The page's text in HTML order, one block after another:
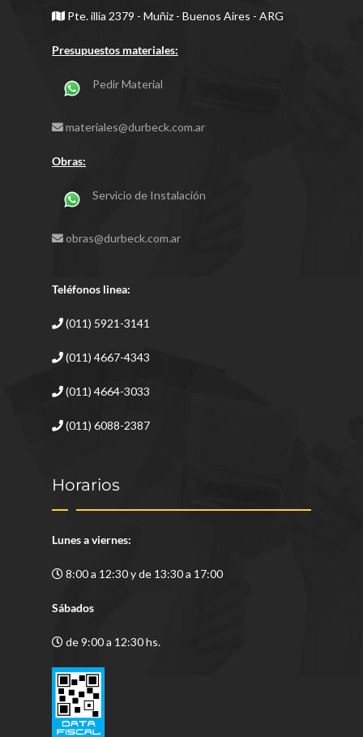
Pte. illia 2379 - Muñiz - Buenos Aires - ARG
Presupuestos materiales:
Pedir Material
materiales@durbeck.com.ar
Obras:
Servicio de Instalación
obras@durbeck.com.ar
Teléfonos linea:
(011) 5921-3141
(011) 4667-4343
(011) 4664-3033
(011) 6088-2387
Horarios
Lunes a viernes:
8:00 a 12:30 y de 13:30 a 17:00
Sábados
de 9:00 a 12:30 hs.